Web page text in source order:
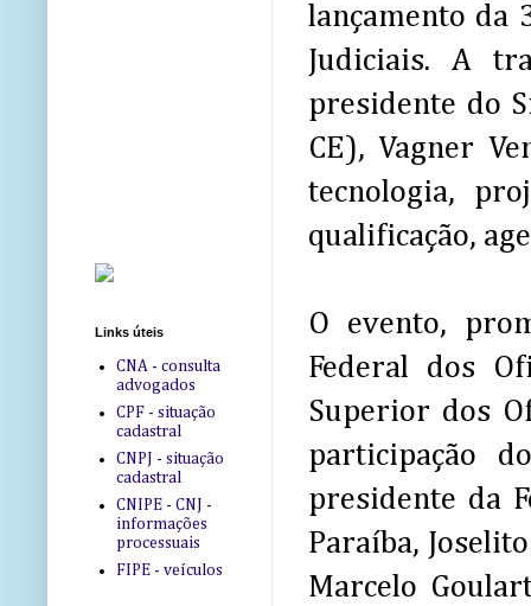
lançamento da
Judiciais. A
presidente do
CE), Vagner
tecnologia,
qualificação,
O evento,
Federal dos
Superior dos
participação
presidente da
Paraíba,
Marcelo
Links úteis
CNA - consulta
advogados
CPF - situação
cadastral
CNPJ - situação
cadastral
CNIPE - CNJ -
informações
processuais
FIPE - veículos